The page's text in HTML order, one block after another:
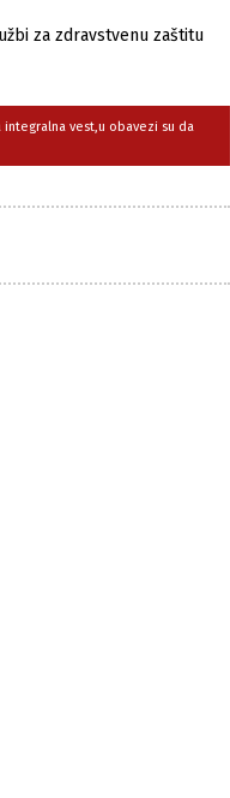
za zdravstvenu zaštitu
vest,u obavezi su da